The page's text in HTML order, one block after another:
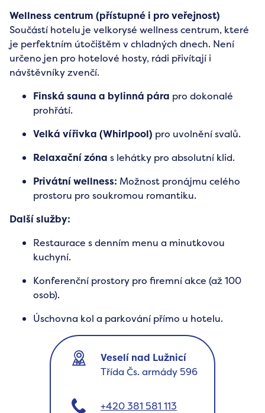
Wellness centrum (přístupné i pro veřejnost)
Součástí hotelu je velkorysé wellness centrum, které
je perfektním útočištěm v chladných dnech. Není
určeno jen pro hotelové hosty, rádi přivítají i
návštěvníky zvenčí.
Finská sauna a bylinná pára pro dokonalé
prohřátí.
Velká vířivka (Whirlpool) pro uvolnění svalů.
Relaxační zóna s lehátky pro absolutní klid.
Privátní wellness: Možnost pronájmu celého
prostoru pro soukromou romantiku.
Další služby:
Restaurace s denním menu a minutkovou
kuchyní.
Konferenční prostory pro firemní akce (až 100
osob).
Úschovna kol a parkování přímo u hotelu.
Veselí nad Lužnicí
Třída Čs. armády 596
+420 381 581 113